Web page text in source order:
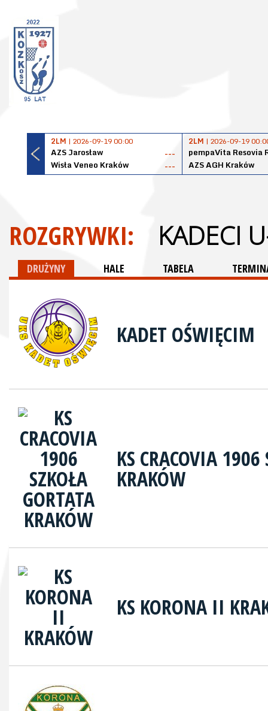
2LM | 2026-09-19 00:00
AZS Jarosław
---
Wisła Veneo Kraków
---
2LM | 2026-09-19
pempaVita Resovia
AZS AGH Kraków
ROZGRYWKI: KADECI
DRUŻYNY HALE TABELA
KADET OŚWIĘCIM
KS CRACOVIA 1906
KRAKÓW
KS KORONA II